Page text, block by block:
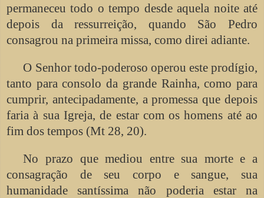
permaneceu todo o tempo desde aquela noite até
depois da ressurreição, quando São Pedro
consagrou na primeira missa, como direi adiante.
O Senhor todo-poderoso operou este prodígio,
tanto para consolo da grande Rainha, como para
cumprir, antecipadamente, a promessa que depois
faria à sua Igreja, de estar com os homens até ao
fim dos tempos (Mt 28, 20).
No prazo que mediou entre sua morte e a
consagração de seu corpo e sangue, sua
humanidade santíssima não poderia estar na